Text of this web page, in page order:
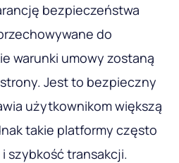
bezpieczeństwa
do
warunki umowy zostaną
Jest to bezpieczny
użytkownikom większą
takie platformy często
szybkość transakcji.